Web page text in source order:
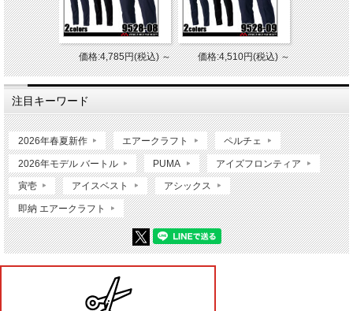
価格:4,785円(税込)～ 価格:4,510円(税込)～
注目キーワード
2026年春夏新作 エアークラフト ペルチェ
2026年モデル バートル PUMA アイズフロンティア
寅壱 アイスベスト アシックス
即納 エアークラフト